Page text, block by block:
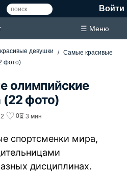
Войти
☰ Меню
девушки
Самые красивые
фото)
олимпийские
(22 фото)
♡ 0⏳ 3 мин
спортсменки мира,
дисциплинах.